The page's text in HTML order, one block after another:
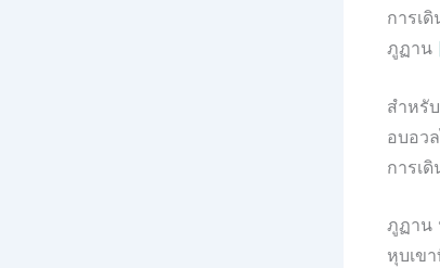
การเ
ภูฏาน
สำหรั
อบอว
การเ
ภูฏาน
หุบเข